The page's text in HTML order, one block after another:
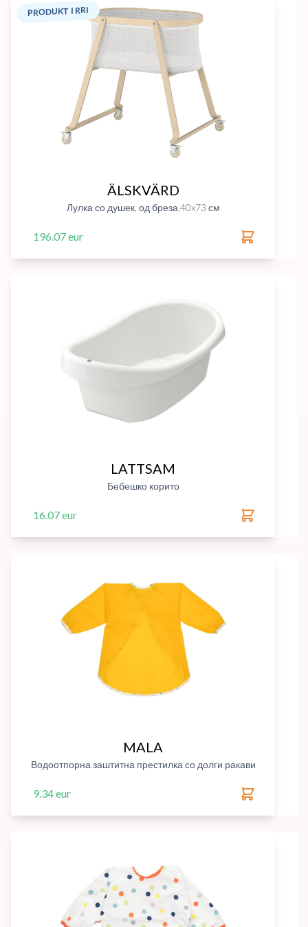
PRODUKT I RRI
ÄLSKVÄRD
Лулка со душек, од бреза,40x73 см
196.07 eur
LATTSAM
Бебешко корито
16.07 eur
MALA
Водоотпорна заштитна престилка со долги ракави
9.34 eur